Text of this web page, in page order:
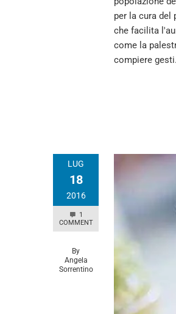
per la cura
che facilita
come la
compiere
LUG
18
2016
1
COMMENT
By
Angela
Sorrentino